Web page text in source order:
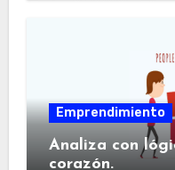
Emprendimiento
Analiza con
corazón.